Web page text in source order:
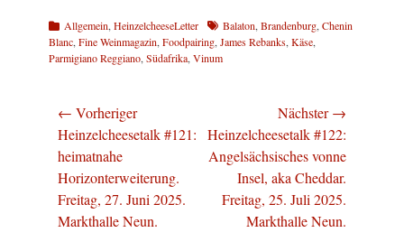
Kategorien
Allgemein HeinzelcheeseLetter Schlagworte
Balaton Brandenburg Chenin
Blanc Fine Weinmagazin Foodpairing James Rebanks Käse
Parmigiano Reggiano Südafrika Vinum
Beitragsnavigation
← Vorheriger
Vorheriger
Beitrag:
Heinzelcheesetalk #121:
heimatnahe
Horizonterweiterung.
Freitag, 27. Juni 2025.
Markthalle Neun.
Nächster →
Nächster
Beitrag:
Heinzelcheesetalk #122:
Angelsächsisches vonne
Insel, aka Cheddar.
Freitag, 25. Juli 2025.
Markthalle Neun.